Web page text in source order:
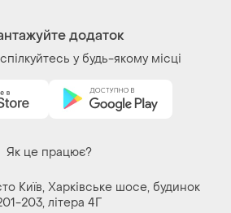
Як це працює?
Київ, Харківське шосе, будинок
конфіденційності
Договір-оферта
Контакти